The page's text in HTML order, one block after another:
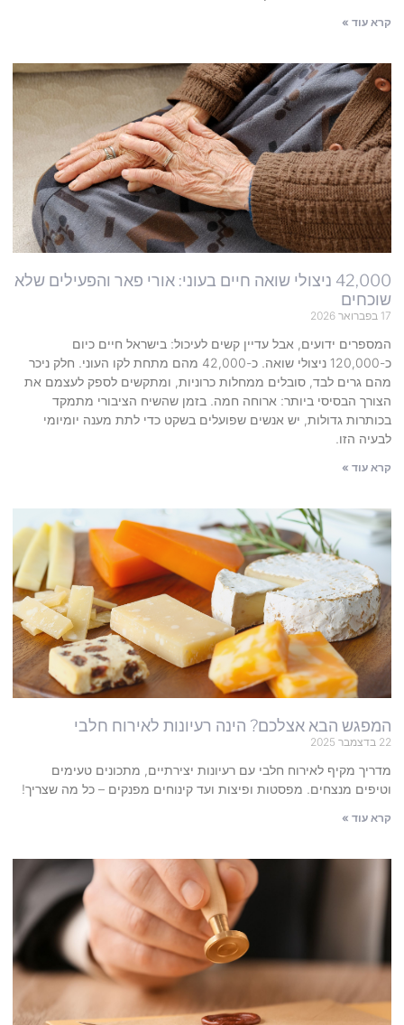
קרא עוד »
42,000 ניצולי שואה חיים בעוני: אורי פאר והפעילים שלא
שוכחים
17 בפברואר 2026
המספרים ידועים, אבל עדיין קשים לעיכול: בישראל חיים כיום
כ-120,000 ניצולי שואה. כ-42,000 מהם מתחת לקו העוני. חלק ניכר
מהם גרים לבד, סובלים ממחלות כרוניות, ומתקשים לספק לעצמם את
הצורך הבסיסי ביותר: ארוחה חמה. בזמן שהשיח הציבורי מתמקד
בכותרות גדולות, יש אנשים שפועלים בשקט כדי לתת מענה יומיומי
לבעיה הזו.
קרא עוד »
המפגש הבא אצלכם? הינה רעיונות לאירוח חלבי
22 בדצמבר 2025
מדריך מקיף לאירוח חלבי עם רעיונות יצירתיים, מתכונים טעימים
וטיפים מנצחים. מפסטות ופיצות ועד קינוחים מפנקים – כל מה שצריך!
קרא עוד »